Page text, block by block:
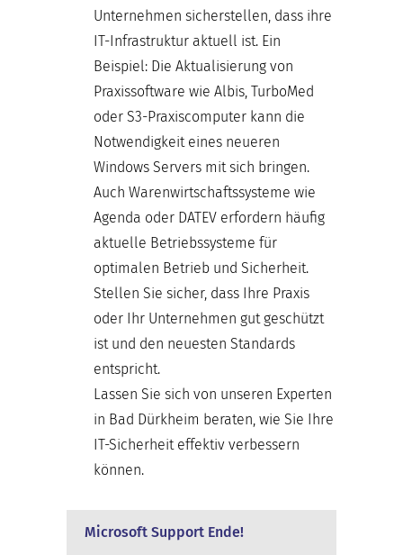
Unternehmen sicherstellen, dass ihre
IT-Infrastruktur aktuell ist. Ein
Beispiel: Die Aktualisierung von
Praxissoftware wie Albis, TurboMed
oder S3-Praxiscomputer kann die
Notwendigkeit eines neueren
Windows Servers mit sich bringen.
Auch Warenwirtschaftssysteme wie
Agenda oder DATEV erfordern häufig
aktuelle Betriebssysteme für
optimalen Betrieb und Sicherheit.
Stellen Sie sicher, dass Ihre Praxis
oder Ihr Unternehmen gut geschützt
ist und den neuesten Standards
entspricht.
Lassen Sie sich von unseren Experten
in Bad Dürkheim beraten, wie Sie Ihre
IT-Sicherheit effektiv verbessern
können.
Microsoft Support Ende!